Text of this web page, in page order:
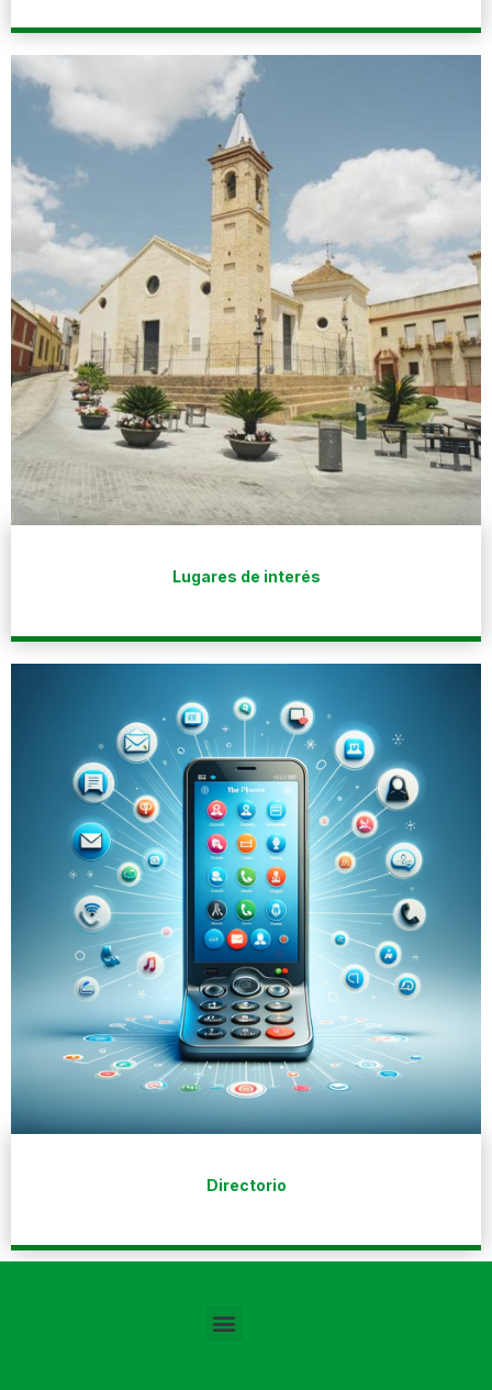
Lugares de interés
Directorio